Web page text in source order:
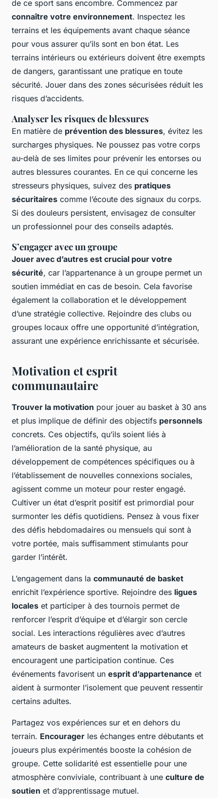
de ce sport sans encombre. Commencez par
connaître votre environnement. Inspectez les
terrains et les équipements avant chaque séance
pour vous assurer qu’ils sont en bon état. Les
terrains intérieurs ou extérieurs doivent être exempts
de dangers, garantissant une pratique en toute
sécurité. Jouer dans des zones sécurisées réduit les
risques d’accidents.
Analyser les risques de blessures
En matière de prévention des blessures, évitez les
surcharges physiques. Ne poussez pas votre corps
au-delà de ses limites pour prévenir les entorses ou
autres blessures courantes. En ce qui concerne les
stresseurs physiques, suivez des pratiques
sécuritaires comme l’écoute des signaux du corps.
Si des douleurs persistent, envisagez de consulter
un professionnel pour des conseils adaptés.
S’engager avec un groupe
Jouer avec d’autres est crucial pour votre
sécurité, car l’appartenance à un groupe permet un
soutien immédiat en cas de besoin. Cela favorise
également la collaboration et le développement
d’une stratégie collective. Rejoindre des clubs ou
groupes locaux offre une opportunité d’intégration,
assurant une expérience enrichissante et sécurisée.
Motivation et esprit
communautaire
Trouver la motivation pour jouer au basket à 30 ans
et plus implique de définir des objectifs personnels
concrets. Ces objectifs, qu’ils soient liés à
l’amélioration de la santé physique, au
développement de compétences spécifiques ou à
l’établissement de nouvelles connexions sociales,
agissent comme un moteur pour rester engagé.
Cultiver un état d’esprit positif est primordial pour
surmonter les défis quotidiens. Pensez à vous fixer
des défis hebdomadaires ou mensuels qui sont à
votre portée, mais suffisamment stimulants pour
garder l’intérêt.
L’engagement dans la communauté de basket
enrichit l’expérience sportive. Rejoindre des ligues
locales et participer à des tournois permet de
renforcer l’esprit d’équipe et d’élargir son cercle
social. Les interactions régulières avec d’autres
amateurs de basket augmentent la motivation et
encouragent une participation continue. Ces
événements favorisent un esprit d’appartenance et
aident à surmonter l’isolement que peuvent ressentir
certains adultes.
Partagez vos expériences sur et en dehors du
terrain. Encourager les échanges entre débutants et
joueurs plus expérimentés booste la cohésion de
groupe. Cette solidarité est essentielle pour une
atmosphère conviviale, contribuant à une culture de
soutien et d’apprentissage mutuel.